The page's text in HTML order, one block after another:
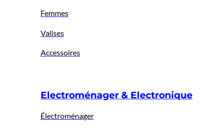
Femmes
Valises
Accessoires
Electroménager & Electronique
Électroménager